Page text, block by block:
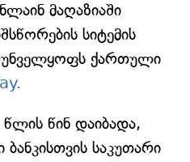
მაღაზიაში
სიტემის
ქართული
წინ დაიბადა,
საკუთარი